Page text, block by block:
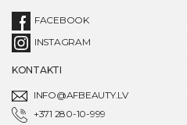
FACEBOOK
INSTAGRAM
KONTAKTI
INFO@AFBEAUTY.LV
+371 280-10-999